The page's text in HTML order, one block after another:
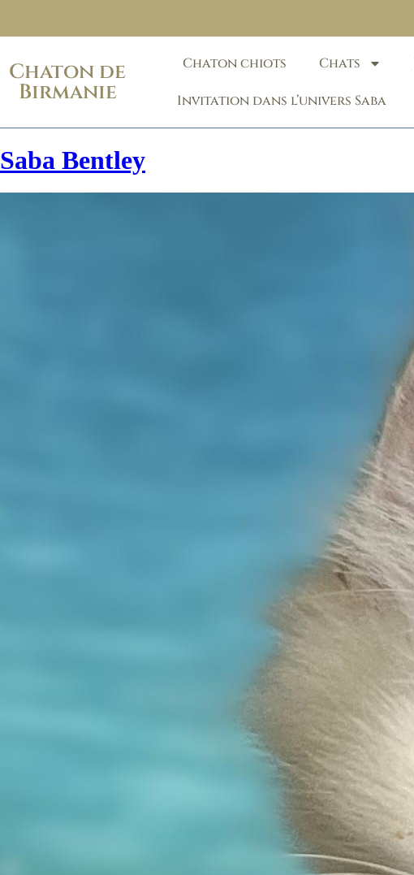
Chaton de
Birmanie
Chaton chiots Chats
Invitation dans l’univers Saba
Saba Bentley